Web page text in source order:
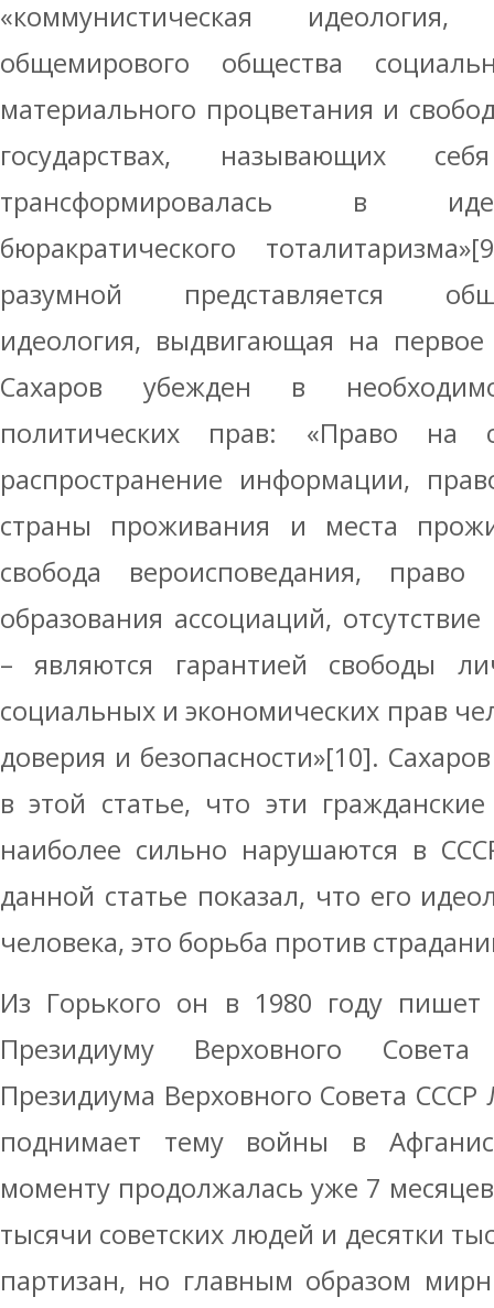
«коммунистическая
общемирового общества
материального процветания и
государствах, называющих
трансформировалась в
бюракратического
разумной представляется
идеология, выдвигающая на
Сахаров убежден в
политических прав: «Право на
распространение информации,
страны проживания и места
свобода вероисповедания,
образования ассоциаций,
– являются гарантией свободы
социальных и экономических прав
доверия и безопасности»[10].
в этой статье, что эти
наиболее сильно нарушаются в
данной статье показал, что его
человека, это борьба против
Из Горького он в 1980 году
Президиуму Верховного
Президиума Верховного Совета
поднимает тему войны в
моменту продолжалась уже 7
тысячи советских людей и десятки
партизан, но главным образом